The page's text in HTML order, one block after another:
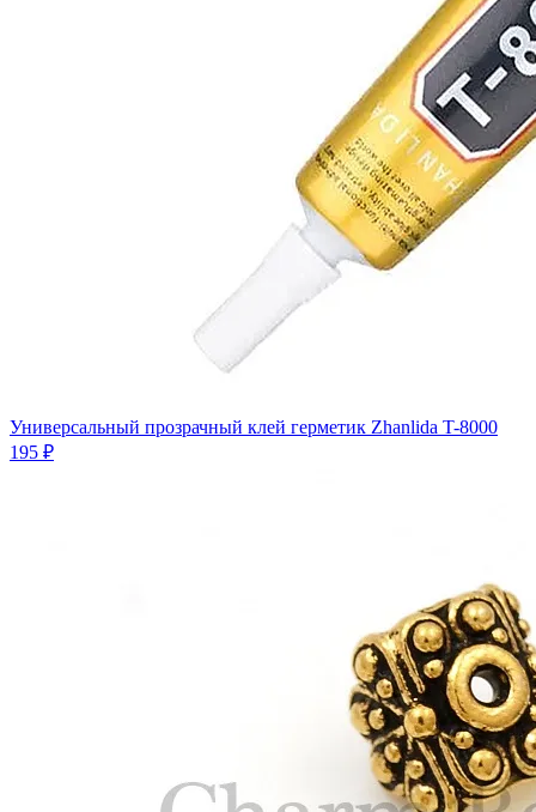
Универсальный прозрачный клей герметик Zhanlida T-8000
195 ₽